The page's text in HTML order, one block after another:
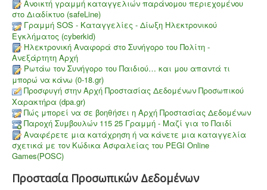
Aνοικτή γραμμή καταγγελιών παράνομου περιεχομένου
στο Διαδίκτυο (safeLine)
Γραμμή SOS - Καταγγελίες - Δίωξη Ηλεκτρονικού
Εγκλήματος (cyberkid)
Ηλεκτρονική Αναφορά στο Συνήγορο του Πολίτη -
Ανεξάρτητη Αρχή
Ρωτάω τον Συνήγορο του Παιδιού… και μου απαντά τι
μπορώ να κάνω (0-18.gr)
Προσφυγή στην Αρχή Προστασίας Δεδομένων Προσωπικού
Χαρακτήρα (dpa.gr)
Πώς μπορεί να σε βοηθήσει η Αρχή Προστασίας Δεδομένων
Παροχή Συμβουλών 115 25 Γραμμή - Μαζί για το Παιδί
Aναφέρετε μια κατάχρηση ή να κάνετε μια καταγγελία
σχετικά με τον Κώδικα Ασφαλείας του PEGI Online
Games(POSC)
Προστασία Προσωπικών Δεδομένων